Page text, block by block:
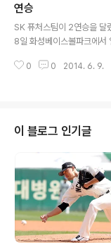
루타를 작렬시키며 결승타
도 4회 갈렸다. 3번 타자 3
대 선발 강동연을 상대로
출발한 SK. 1회말 SK 선발
로 연속 안타를 허용하며 2
연승
SK 퓨처스팀이 2연승을 달
8일 화성베이스볼파크에서
경기에서 4승 1패를 기록하
작했다. 3번 타자 3루수로
타 1타점을 기록했다. SK가
었다. SK가 1회말 1사 3루
점을 올렸다. 화성이 4회 동
나간 선두타자 오윤이 홍성
생번트로 3루에 ..
0 0 2014. 6. 9.
이 블로그 인기글